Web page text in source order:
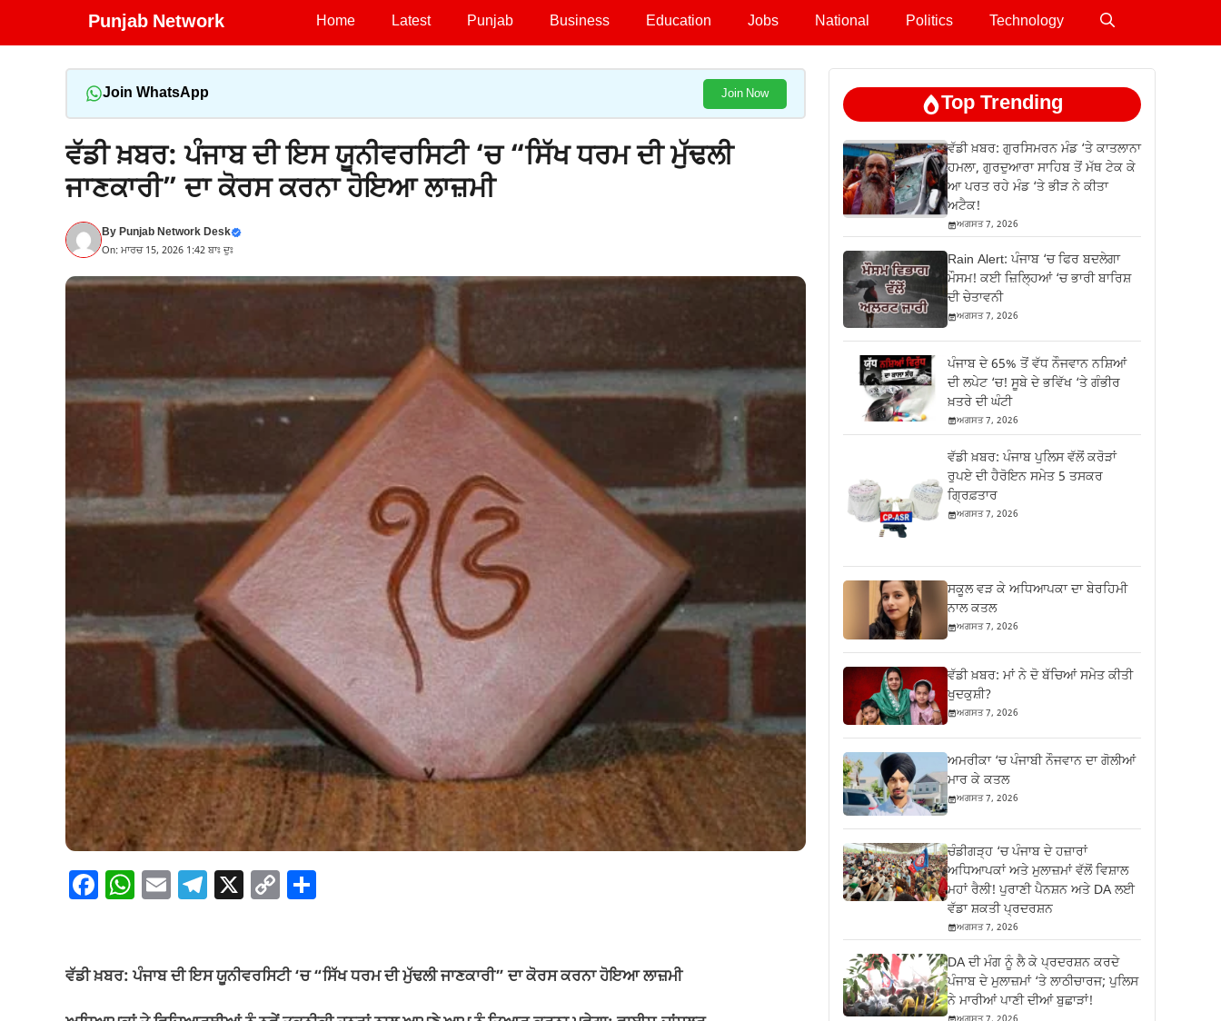
Punjab Network Home Latest Punjab Business Education Jobs National Politics Technology
Join WhatsApp Join Now
ਵੱਡੀ ਖ਼ਬਰ: ਪੰਜਾਬ ਦੀ ਇਸ ਯੂਨੀਵਰਸਿਟੀ ‘ਚ “ਸਿੱਖ ਧਰਮ ਦੀ ਮੁੱਢਲੀ
ਜਾਣਕਾਰੀ” ਦਾ ਕੋਰਸ ਕਰਨਾ ਹੋਇਆ ਲਾਜ਼ਮੀ
ByPunjab Network Desk
On: ਮਾਰਚ 15, 2026 1:42 ਬਾਃ ਦੁਃ
F
e
W
s
E T
gr
X C
y e
ਵੱਡੀ ਖ਼ਬਰ: ਪੰਜਾਬ ਦੀ ਇਸ ਯੂਨੀਵਰਸਿਟੀ ‘ਚ “ਸਿੱਖ ਧਰਮ ਦੀ ਮੁੱਢਲੀ ਜਾਣਕਾਰੀ” ਦਾ ਕੋਰਸ ਕਰਨਾ ਹੋਇਆ ਲਾਜ਼ਮੀ
Top Trending
ਵੱਡੀ ਖ਼ਬਰ: ਗੁਰਸਿਮਰਨ ਮੰਡ ‘ਤੇ ਕਾਤਲਾਨਾ
ਹਮਲਾ, ਗੁਰਦੁਆਰਾ ਸਾਹਿਬ ਤੋਂ ਮੱਥ ਟੇਕ ਕੇ
ਆ ਪਰਤ ਰਹੇ ਮੰਡ ‘ਤੇ ਭੀੜ ਨੇ ਕੀਤਾ
ਅਟੈਕ!
ਅਗਸਤ 7, 2026
Rain Alert: ਪੰਜਾਬ ‘ਚ ਫਿਰ ਬਦਲੇਗਾ
ਮੌਸਮ! ਕਈ ਜ਼ਿਲ੍ਹਿਆਂ ‘ਚ ਭਾਰੀ ਬਾਰਿਸ਼
ਦੀ ਚੇਤਾਵਨੀ
ਅਗਸਤ 7, 2026
ਪੰਜਾਬ ਦੇ 65% ਤੋਂ ਵੱਧ ਨੌਜਵਾਨ ਨਸ਼ਿਆਂ
ਦੀ ਲਪੇਟ ‘ਚ! ਸੂਬੇ ਦੇ ਭਵਿੱਖ ‘ਤੇ ਗੰਭੀਰ
ਖ਼ਤਰੇ ਦੀ ਘੰਟੀ
ਅਗਸਤ 7, 2026
ਵੱਡੀ ਖ਼ਬਰ: ਪੰਜਾਬ ਪੁਲਿਸ ਵੱਲੋਂ ਕਰੋੜਾਂ
ਰੁਪਏ ਦੀ ਹੈਰੋਇਨ ਸਮੇਤ 5 ਤਸਕਰ
ਗ੍ਰਿਫ਼ਤਾਰ
ਅਗਸਤ 7, 2026
ਸਕੂਲ ਵੜ ਕੇ ਅਧਿਆਪਕਾ ਦਾ ਬੇਰਹਿਮੀ
ਨਾਲ ਕਤਲ
ਅਗਸਤ 7, 2026
ਵੱਡੀ ਖ਼ਬਰ: ਮਾਂ ਨੇ ਦੋ ਬੱਚਿਆਂ ਸਮੇਤ ਕੀਤੀ
ਖੁਦਕੁਸ਼ੀ?
ਅਗਸਤ 7, 2026
ਅਮਰੀਕਾ ‘ਚ ਪੰਜਾਬੀ ਨੌਜਵਾਨ ਦਾ ਗੋਲੀਆਂ
ਮਾਰ ਕੇ ਕਤਲ
ਅਗਸਤ 7, 2026
ਚੰਡੀਗੜ੍ਹ ‘ਚ ਪੰਜਾਬ ਦੇ ਹਜ਼ਾਰਾਂ
ਅਧਿਆਪਕਾਂ ਅਤੇ ਮੁਲਾਜ਼ਮਾਂ ਵੱਲੋਂ ਵਿਸ਼ਾਲ
ਮਹਾਂ ਰੈਲੀ! ਪੁਰਾਣੀ ਪੈਨਸ਼ਨ ਅਤੇ DA ਲਈ
ਵੱਡਾ ਸ਼ਕਤੀ ਪ੍ਰਦਰਸ਼ਨ
ਅਗਸਤ 7, 2026
DA ਦੀ ਮੰਗ ਨੂੰ ਲੈ ਕੇ ਪ੍ਰਦਰਸ਼ਨ ਕਰਦੇ
ਪੰਜਾਬ ਦੇ ਮੁਲਾਜ਼ਮਾਂ ‘ਤੇ ਲਾਠੀਚਾਰਜ; ਪੁਲਿਸ
ਨੇ ਮਾਰੀਆਂ ਪਾਣੀ ਦੀਆਂ ਬੁਛਾੜਾਂ!